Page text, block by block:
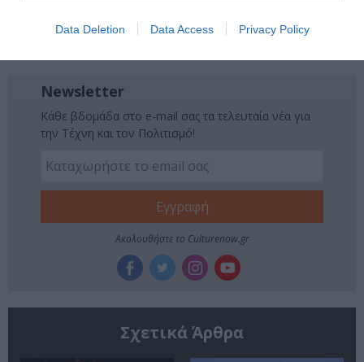
Data Deletion Data Access Privacy Policy
Newsletter
Κάθε βδομάδα στο e-mail σας τα τελευταία νέα για
την Τέχνη και τον Πολιτισμό!
Ακολουθήστε το Culturenow.gr
Σχετικά Άρθρα